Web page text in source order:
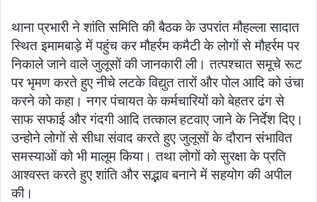
थाना प्रभारी ने शांति समिति की बैठक के उपरांत मौहल्ला सादात
स्थित इमामबाड़े में पहुंच कर मौहर्रम कमैटी के लोगों से मौहर्रम पर
निकाले जाने वाले जुलूसों की जानकारी ली। तत्पश्चात समूचे रूट
पर भृमण करते हुए नीचे लटके विद्युत तारों और पोल आदि को उंचा
करने को कहा। नगर पंचायत के कर्मचारियों को बेहतर ढंग से
साफ सफाई और गंदगी आदि तत्काल हटवाए जाने के निर्देश दिए।
उन्होने लोगों से सीधा संवाद करते हुए जुलूसों के दौरान संभावित
समस्याओं को भी मालूम किया। तथा लोगों को सुरक्षा के प्रति
आश्वस्त करते हुए शांति और सद्भाव बनाने में सहयोग की अपील
की।